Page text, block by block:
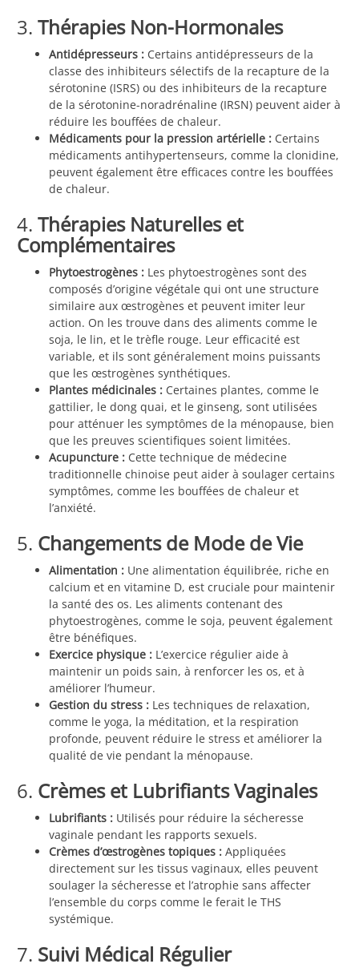
3. Thérapies Non-Hormonales
Antidépresseurs : Certains antidépresseurs de la
classe des inhibiteurs sélectifs de la recapture de la
sérotonine (ISRS) ou des inhibiteurs de la recapture
de la sérotonine-noradrénaline (IRSN) peuvent aider à
réduire les bouffées de chaleur.
Médicaments pour la pression artérielle : Certains
médicaments antihypertenseurs, comme la clonidine,
peuvent également être efficaces contre les bouffées
de chaleur.
4. Thérapies Naturelles et
Complémentaires
Phytoestrogènes : Les phytoestrogènes sont des
composés d’origine végétale qui ont une structure
similaire aux œstrogènes et peuvent imiter leur
action. On les trouve dans des aliments comme le
soja, le lin, et le trèfle rouge. Leur efficacité est
variable, et ils sont généralement moins puissants
que les œstrogènes synthétiques.
Plantes médicinales : Certaines plantes, comme le
gattilier, le dong quai, et le ginseng, sont utilisées
pour atténuer les symptômes de la ménopause, bien
que les preuves scientifiques soient limitées.
Acupuncture : Cette technique de médecine
traditionnelle chinoise peut aider à soulager certains
symptômes, comme les bouffées de chaleur et
l’anxiété.
5. Changements de Mode de Vie
Alimentation : Une alimentation équilibrée, riche en
calcium et en vitamine D, est cruciale pour maintenir
la santé des os. Les aliments contenant des
phytoestrogènes, comme le soja, peuvent également
être bénéfiques.
Exercice physique : L’exercice régulier aide à
maintenir un poids sain, à renforcer les os, et à
améliorer l’humeur.
Gestion du stress : Les techniques de relaxation,
comme le yoga, la méditation, et la respiration
profonde, peuvent réduire le stress et améliorer la
qualité de vie pendant la ménopause.
6. Crèmes et Lubrifiants Vaginales
Lubrifiants : Utilisés pour réduire la sécheresse
vaginale pendant les rapports sexuels.
Crèmes d’œstrogènes topiques : Appliquées
directement sur les tissus vaginaux, elles peuvent
soulager la sécheresse et l’atrophie sans affecter
l’ensemble du corps comme le ferait le THS
systémique.
7. Suivi Médical Régulier